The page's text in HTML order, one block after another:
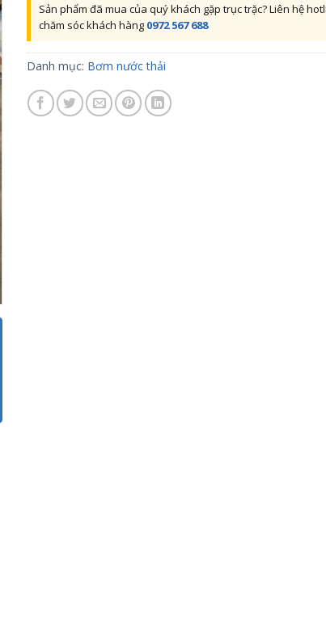
Sản phẩm đã mua của quý khách gặp trục trặc? Liên hệ
chăm sóc khách hàng 0972 567 688
Danh mục: Bơm nước thải